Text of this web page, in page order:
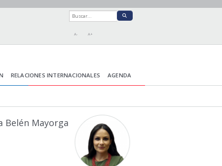
A- A+
RELACIONES INTERNACIONALES AGENDA
Belén Mayorga